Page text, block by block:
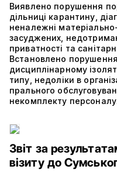
Виявлено порушення
дільниці карантину,
неналежні
засуджених,
приватності та
Встановлено
дисциплінарному
типу, недоліки в
прального
некомплекту
Звіт за
візиту до